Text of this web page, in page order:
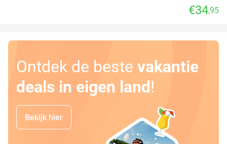
€34,95
Ontdek de beste vakantie
deals in eigen land!
Bekijk hier